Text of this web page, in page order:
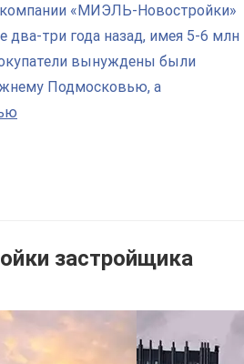
«МИЭЛЬ-Новостройки»
два-три года назад, имея 5-6 млн
вынуждены были
Подмосковью, а
застройщика